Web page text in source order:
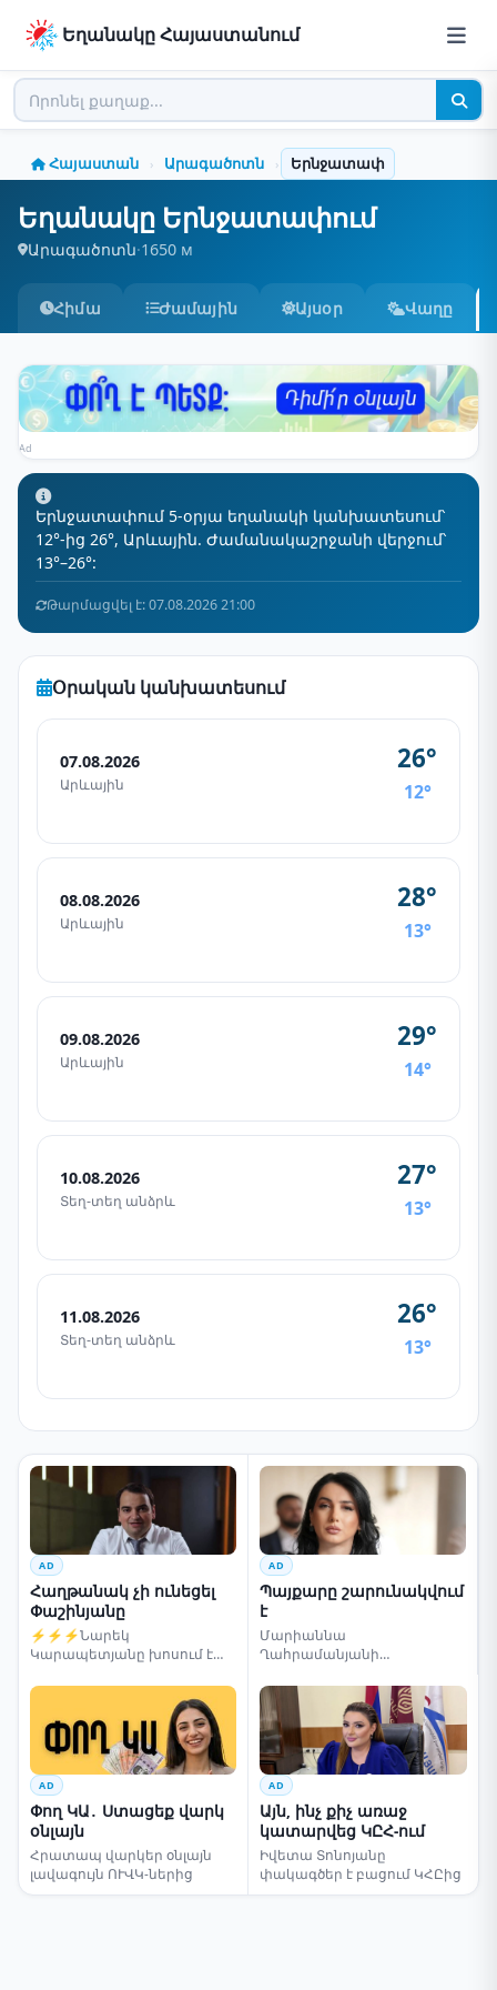
Եղանակը Հայաստանում
Հայաստան › Արագածոտն › Երնջատափ
Եղանակը Երնջատափում
Արագածոտն·1650 м
Հիմա Ժամային Այսօր Վաղը
Ad
Երնջատափում 5-օրյա եղանակի կանխատեսում՝
12°-ից 26°, Արևային. Ժամանակաշրջանի վերջում՝
13°–26°:
Թարմացվել է: 07.08.2026 21:00
Օրական կանխատեսում
07.08.2026
Արևային
26°
12°
08.08.2026
Արևային
28°
13°
09.08.2026
Արևային
29°
14°
10.08.2026
Տեղ-տեղ անձրև
27°
13°
11.08.2026
Տեղ-տեղ անձրև
26°
13°
AD
Հաղթանակ չի ունեցել
Փաշինյանը
⚡⚡⚡Նարեկ
Կարապետյանը խոսում է
AD
Պայքարը շարունակվում
է
Մարիաննա
Ղահրամանյանի
AD
Փող ԿԱ․ Ստացեք վարկ
օնլայն
Հրատապ վարկեր օնլայն
լավագույն ՈՒՎԿ-ներից
AD
Այն, ինչ քիչ առաջ
կատարվեց ԿԸՀ-ում
Իվետա Տոնոյանը
փակագծեր է բացում ԿՀԸից